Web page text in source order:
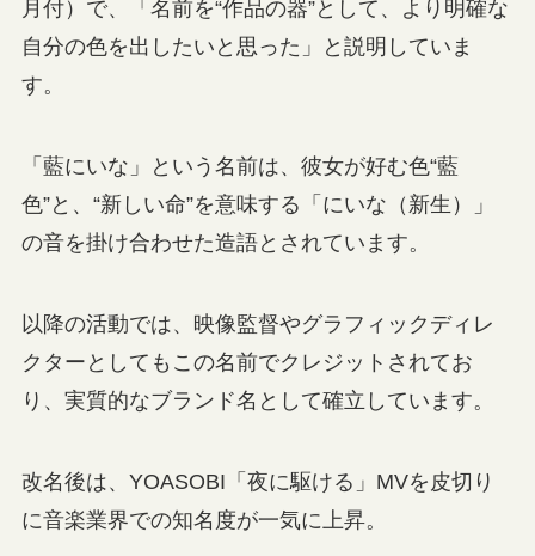
月付）で、「名前を“作品の器”として、より明確な
自分の色を出したいと思った」と説明していま
す。
「藍にいな」という名前は、彼女が好む色“藍
色”と、“新しい命”を意味する「にいな（新生）」
の音を掛け合わせた造語とされています。
以降の活動では、映像監督やグラフィックディレ
クターとしてもこの名前でクレジットされてお
り、実質的なブランド名として確立しています。
改名後は、YOASOBI「夜に駆ける」MVを皮切り
に音楽業界での知名度が一気に上昇。